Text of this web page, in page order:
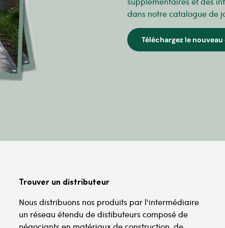
dans notre catalogue de
Téléchargez le
Trouver un distributeur
Nous distribuons nos produits par l'intermédiaire
un réseau étendu de distibuteurs composé de